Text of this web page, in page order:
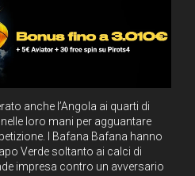
anche l’Angola ai quarti di
loro mani per agguantare
I Bafana Bafana hanno
Verde soltanto ai calci di
impresa contro un avversario